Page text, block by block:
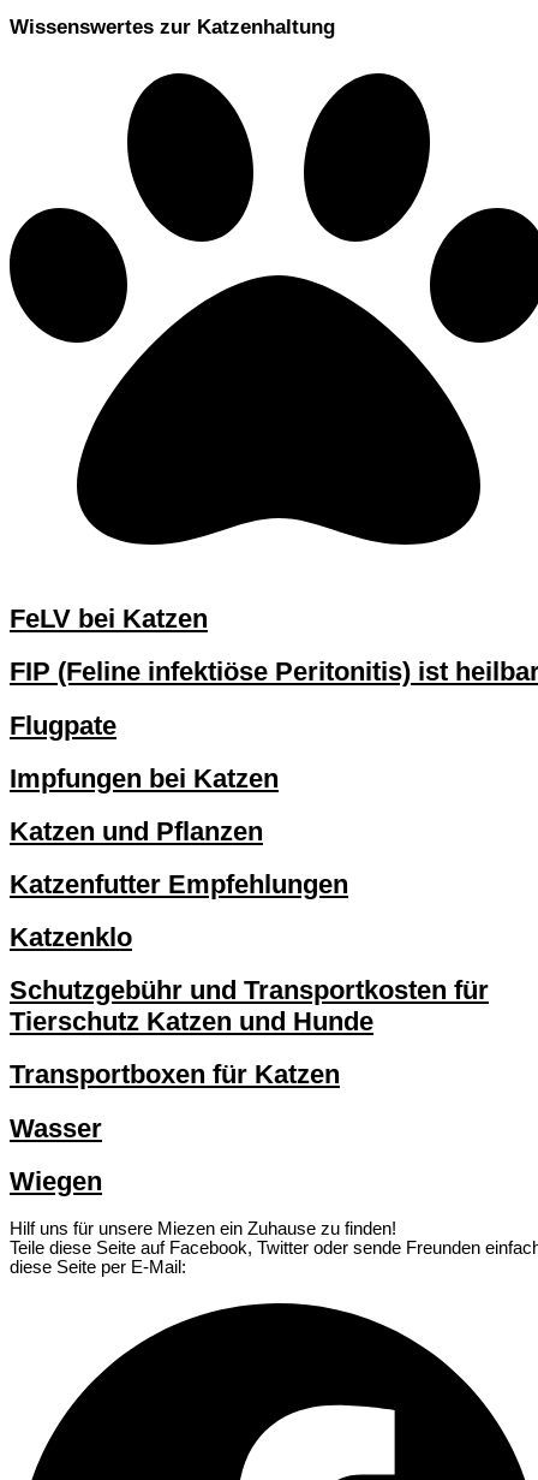
Wissenswertes zur Katzenhaltung
FeLV bei Katzen
FIP (Feline infektiöse Peritonitis) ist
Flugpate
Impfungen bei Katzen
Katzen und Pflanzen
Katzenfutter Empfehlungen
Katzenklo
Schutzgebühr und Transportkosten für
Tierschutz Katzen und Hunde
Transportboxen für Katzen
Wasser
Wiegen
Hilf uns für unsere Miezen ein Zuhause zu finden!
Teile diese Seite auf Facebook, Twitter oder sende Freunden
diese Seite per E-Mail: